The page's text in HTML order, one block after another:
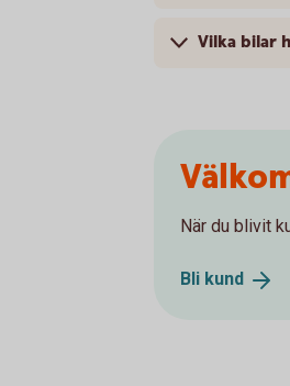
Vilka bilar
När du blivit
Bli kund